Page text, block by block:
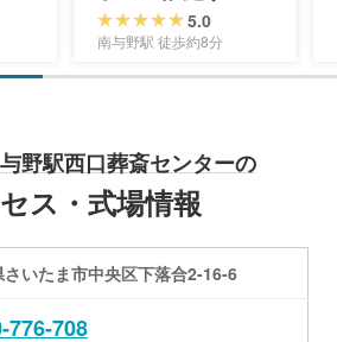
5.0
南与野駅 徒歩約8分
野駅西口葬斎センターの
ス・式場情報
さいたま市中央区下落合2-16-6
776-708